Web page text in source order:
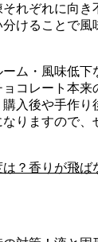
れぞれに向き
けることで風
ム・風味低下
コレート本来
入後や手作り
りますので、
？香りが飛ば